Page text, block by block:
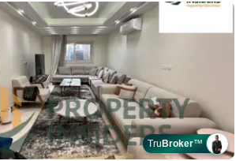
TruBroker™